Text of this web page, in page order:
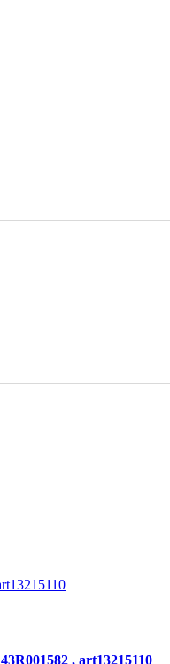
43R001582 , art13215110